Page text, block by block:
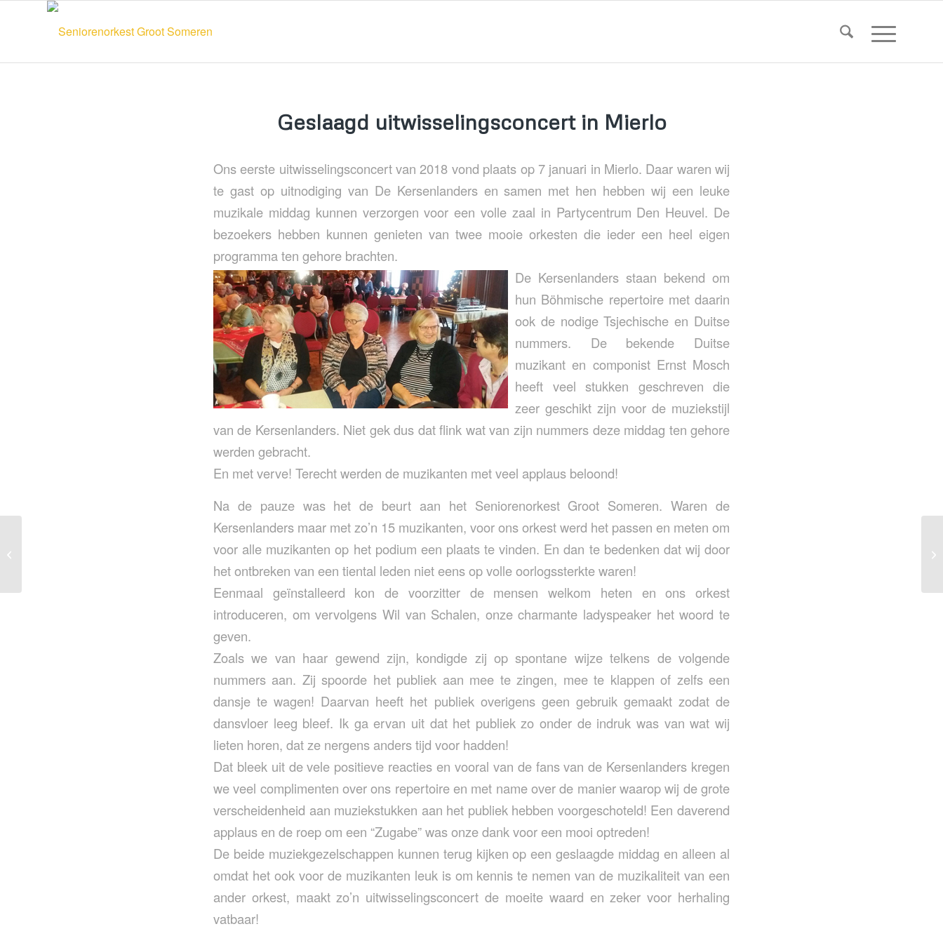
Geslaagd uitwisselingsconcert in Mierlo
Ons eerste uitwisselingsconcert van 2018 vond plaats op 7 januari in Mierlo. Daar waren wij
te gast op uitnodiging van De Kersenlanders en samen met hen hebben wij een leuke
muzikale middag kunnen verzorgen voor een volle zaal in Partycentrum Den Heuvel. De
bezoekers hebben kunnen genieten van twee mooie orkesten die ieder een heel eigen
programma ten gehore brachten.
De Kersenlanders staan bekend om
hun Böhmische repertoire met daarin
ook de nodige Tsjechische en Duitse
nummers. De bekende Duitse
muzikant en componist Ernst Mosch
heeft veel stukken geschreven die
zeer geschikt zijn voor de muziekstijl
van de Kersenlanders. Niet gek dus dat flink wat van zijn nummers deze middag ten gehore
werden gebracht.
En met verve! Terecht werden de muzikanten met veel applaus beloond!
Na de pauze was het de beurt aan het Seniorenorkest Groot Someren. Waren de
Kersenlanders maar met zo’n 15 muzikanten, voor ons orkest werd het passen en meten om
voor alle muzikanten op het podium een plaats te vinden. En dan te bedenken dat wij door
het ontbreken van een tiental leden niet eens op volle oorlogssterkte waren!
Eenmaal geïnstalleerd kon de voorzitter de mensen welkom heten en ons orkest
introduceren, om vervolgens Wil van Schalen, onze charmante ladyspeaker het woord te
geven.
Zoals we van haar gewend zijn, kondigde zij op spontane wijze telkens de volgende
nummers aan. Zij spoorde het publiek aan mee te zingen, mee te klappen of zelfs een
dansje te wagen! Daarvan heeft het publiek overigens geen gebruik gemaakt zodat de
dansvloer leeg bleef. Ik ga ervan uit dat het publiek zo onder de indruk was van wat wij
lieten horen, dat ze nergens anders tijd voor hadden!
Dat bleek uit de vele positieve reacties en vooral van de fans van de Kersenlanders kregen
we veel complimenten over ons repertoire en met name over de manier waarop wij de grote
verscheidenheid aan muziekstukken aan het publiek hebben voorgeschoteld! Een daverend
applaus en de roep om een “Zugabe” was onze dank voor een mooi optreden!
De beide muziekgezelschappen kunnen terug kijken op een geslaagde middag en alleen al
omdat het ook voor de muzikanten leuk is om kennis te nemen van de muzikaliteit van een
ander orkest, maakt zo’n uitwisselingsconcert de moeite waard en zeker voor herhaling
vatbaar!